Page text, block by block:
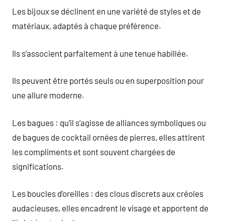
Les bijoux se déclinent en une variété de styles et de
matériaux, adaptés à chaque préférence.
Ils s’associent parfaitement à une tenue habillée.
Ils peuvent être portés seuls ou en superposition pour
une allure moderne.
Les bagues : qu’il s’agisse de alliances symboliques ou
de bagues de cocktail ornées de pierres, elles attirent
les compliments et sont souvent chargées de
significations.
Les boucles d’oreilles : des clous discrets aux créoles
audacieuses, elles encadrent le visage et apportent de